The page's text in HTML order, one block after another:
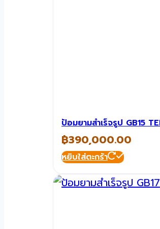
ป้อมยามสำเร็จรูป GB15
฿390,000.00
หยิบใส่ตะกร้า